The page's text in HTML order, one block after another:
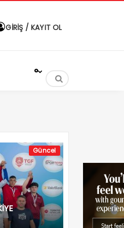
EURO
GİRİŞ / KAYIT OL
°
Güncel